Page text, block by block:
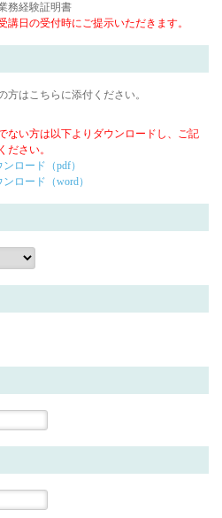
務経験証明書
日の受付時にご提示いただきます。
はこちらに添付ください。
ない方は以下よりダウンロードし、ご記
ださい。
ロード（pdf）
ロード（word）